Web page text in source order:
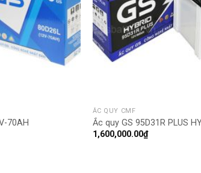
70AH
ẮC QUY CMF
Ắc quy GS 95D31R PLUS
1,600,000.00₫